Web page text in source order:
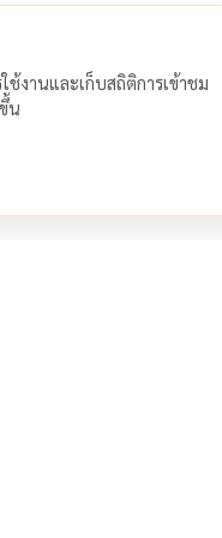
ช้งานและเก็บสถิติการเข้าชม
น